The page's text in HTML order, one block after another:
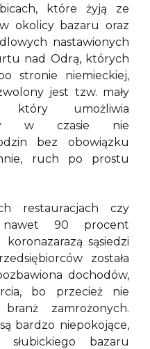
które żyją ze
okolicy bazaru oraz
nastawionych
nad Odrą, których
stronie niemieckiej,
jest tzw. mały
który umożliwia
w czasie nie
bez obowiązku
ruch po prostu
restauracjach czy
nawet 90 procent
sąsiedzi
została
dochodów,
bo przecież nie
zamrożonych.
bardzo niepokojące,
bazaru